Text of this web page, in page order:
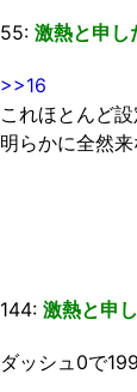
55: 激熱と申し
>>16
これほとんど
明らかに全然
144: 激熱と申
ダッシュ0で